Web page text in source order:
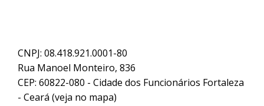
CNPJ: 08.418.921.0001-80
Rua Manoel Monteiro, 836
CEP: 60822-080 - Cidade dos Funcionários Fortaleza
- Ceará (veja no mapa)